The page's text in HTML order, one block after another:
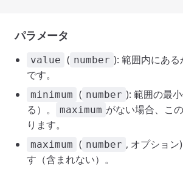
パラメータ
value ( number ): 範囲内にあ
です。
minimum ( number ): 範囲の最
る）。
maximum がない場合、こ
ります。
maximum ( number , オプショ
す（含まれない）。